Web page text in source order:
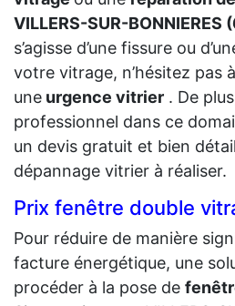
VILLERS-SUR-BONNIERES
s’agisse d’une fissure ou
votre vitrage, n’hésitez pas
une urgence vitrier . De
professionnel dans ce
un devis gratuit et bien
dépannage vitrier à réaliser.
Prix fenêtre double
Pour réduire de manière
facture énergétique, une
procéder à la pose de